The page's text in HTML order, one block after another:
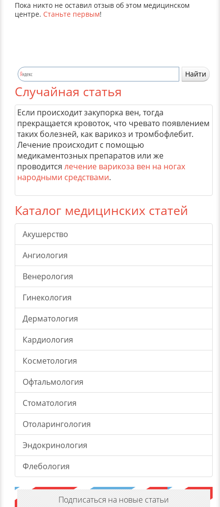
Пока никто не оставил отзыв об этом медицинском
центре. Станьте первым!
Случайная статья
Если происходит закупорка вен, тогда
прекращается кровоток, что чревато появлением
таких болезней, как варикоз и тромбофлебит.
Лечение происходит с помощью
медикаментозных препаратов или же
проводится лечение варикоза вен на ногах
народными средствами.
Каталог медицинских статей
Акушерство
Ангиология
Венерология
Гинекология
Дерматология
Кардиология
Косметология
Офтальмология
Стоматология
Отоларингология
Эндокринология
Флебология
Подписаться на новые статьи